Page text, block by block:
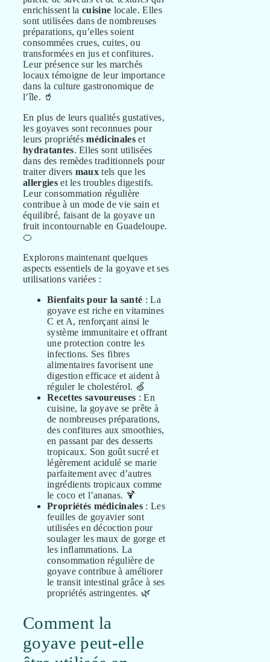
enrichissent lacuisine locale. Elles
sont utilisées dans de nombreuses
préparations, qu’elles soient
consommées crues, cuites, ou
transformées en jus et confitures.
Leur présence sur les marchés
locaux témoigne de leur importance
dans la culture gastronomique de
l’île. 🥤
En plus de leurs qualités gustatives,
les goyaves sont reconnues pour
leurs propriétésmédicinaleset
hydratantes. Elles sont utilisées
dans des remèdes traditionnels pour
traiter divers maux tels que les
allergieset les troubles digestifs.
Leur consommation régulière
contribue à un mode de vie sain et
équilibré, faisant de la goyave un
fruit incontournable en Guadeloupe.
🍊
Explorons maintenant quelques
aspects essentiels de la goyave et ses
utilisations variées :
Bienfaits pour la santé : La
goyave est riche en vitamines
C et A, renforçant ainsi le
système immunitaire et offrant
une protection contre les
infections. Ses fibres
alimentaires favorisent une
digestion efficace et aident à
réguler le cholestérol. 🍏
Recettes savoureuses : En
cuisine, la goyave se prête à
de nombreuses préparations,
des confitures aux smoothies,
en passant par des desserts
tropicaux. Son goût sucré et
légèrement acidulé se marie
parfaitement avec d’autres
ingrédients tropicaux comme
le coco et l’ananas. 🍹
Propriétés médicinales : Les
feuilles de goyavier sont
utilisées en décoction pour
soulager les maux de gorge et
les inflammations. La
consommation régulière de
goyave contribue à améliorer
le transit intestinal grâce à ses
propriétés astringentes. 🌿
Comment la
goyave peut-elle